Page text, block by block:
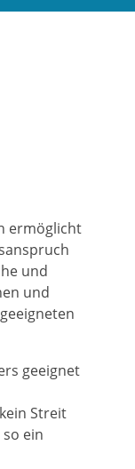
ermöglicht
und
und
geeignet
Streit
ein